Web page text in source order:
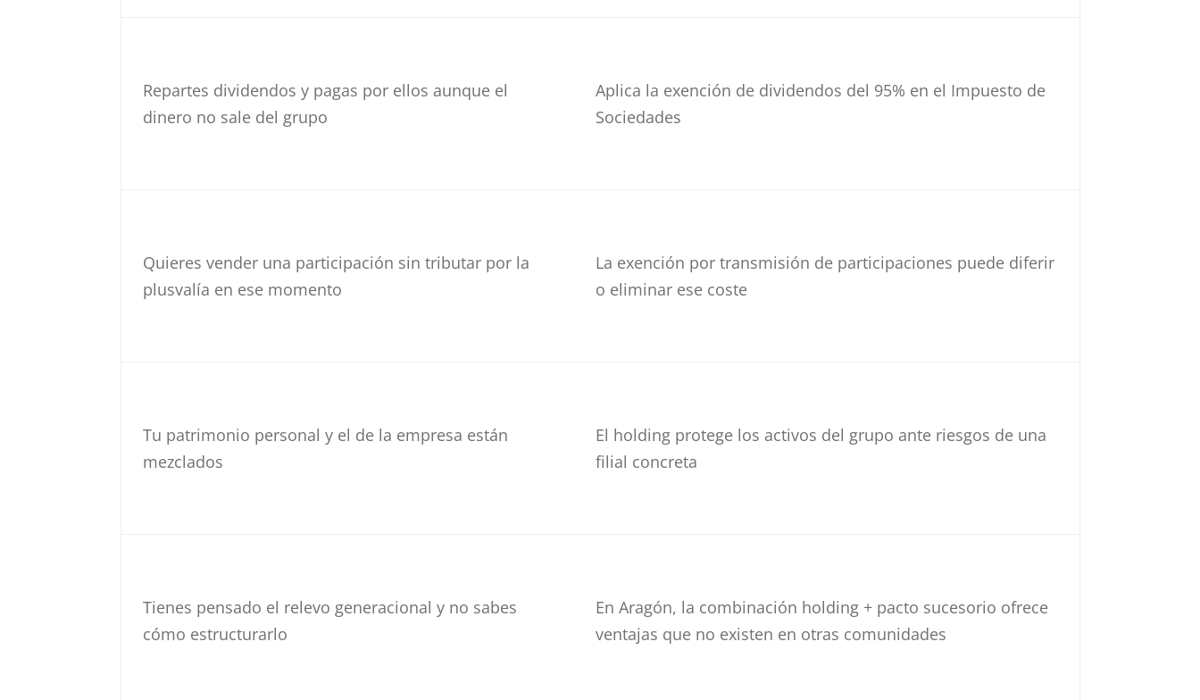
Repartes dividendos y pagas por ellos aunque el
dinero no sale del grupo
Aplica la exención de dividendos del 95% en el Impuesto de
Sociedades
Quieres vender una participación sin tributar por la
plusvalía en ese momento
La exención por transmisión de participaciones puede diferir
o eliminar ese coste
Tu patrimonio personal y el de la empresa están
mezclados
El holding protege los activos del grupo ante riesgos de una
filial concreta
Tienes pensado el relevo generacional y no sabes
cómo estructurarlo
En Aragón, la combinación holding + pacto sucesorio ofrece
ventajas que no existen en otras comunidades